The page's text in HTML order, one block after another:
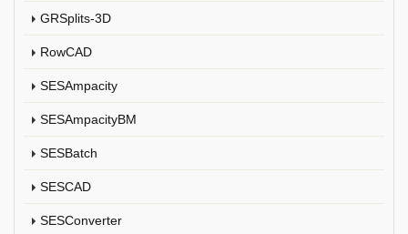
GRSplits-3D
RowCAD
SESAmpacity
SESAmpacityBM
SESBatch
SESCAD
SESConverter